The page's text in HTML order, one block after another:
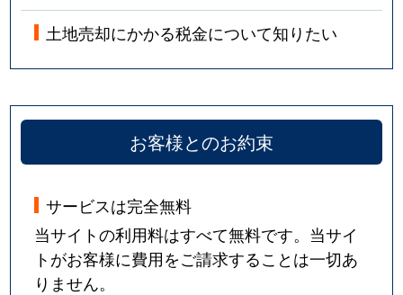
土地売却にかかる税金について知りたい
お客様とのお約束
サービスは完全無料
当サイトの利用料はすべて無料です。当サイ
トがお客様に費用をご請求することは一切あ
りません。